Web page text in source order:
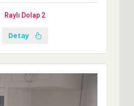
Raylı Dolap 2
Detay